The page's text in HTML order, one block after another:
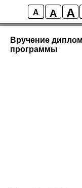
A A A
Вручение
программы